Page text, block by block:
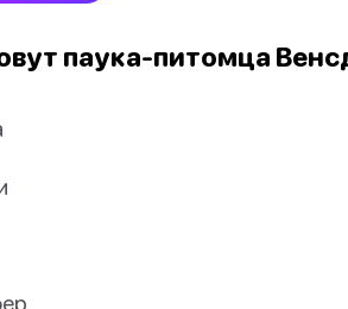
паука-питомца